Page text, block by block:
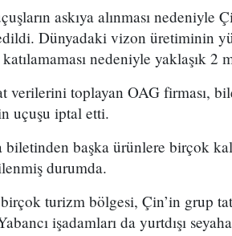
askıya alınması nedeniyle
Dünyadaki vizon üretiminin
nedeniyle yaklaşık 2
verilerini toplayan OAG firması,
uçuşu iptal etti.
biletinden başka ürünlere birçok
durumda.
turizm bölgesi, Çin’in grup
işadamları da yurtdışı